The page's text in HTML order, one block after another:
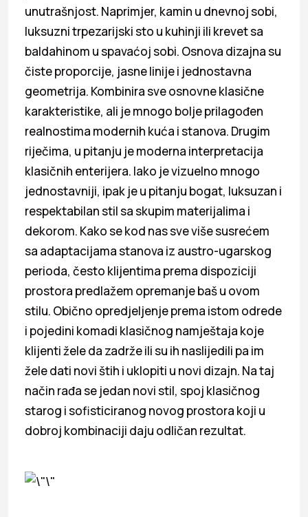
unutrašnjost. Naprimjer, kamin u dnevnoj sobi,
luksuzni trpezarijski sto u kuhinji ili krevet sa
baldahinom u spavaćoj sobi. Osnova dizajna su
čiste proporcije, jasne linije i jednostavna
geometrija. Kombinira sve osnovne klasične
karakteristike, ali je mnogo bolje prilagođen
realnostima modernih kuća i stanova. Drugim
riječima, u pitanju je moderna interpretacija
klasičnih enterijera. Iako je vizuelno mnogo
jednostavniji, ipak je u pitanju bogat, luksuzan i
respektabilan stil sa skupim materijalima i
dekorom. Kako se kod nas sve više susrećem
sa adaptacijama stanova iz austro-ugarskog
perioda, često klijentima prema dispoziciji
prostora predlažem opremanje baš u ovom
stilu. Obično opredjeljenje prema istom odrede
i pojedini komadi klasičnog namještaja koje
klijenti žele da zadrže ili su ih naslijedili pa im
žele dati novi štih i uklopiti u novi dizajn. Na taj
način rađa se jedan novi stil, spoj klasičnog
starog i sofisticiranog novog prostora koji u
dobroj kombinaciji daju odličan rezultat.